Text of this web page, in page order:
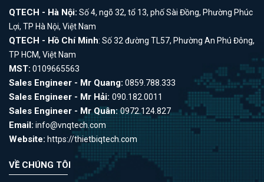
QTECH - Hà Nội: Số 4, ngõ 32, tổ 13, phố Sài Đồng, Phường Phúc
Lợi, TP Hà Nội, Việt Nam
QTECH - Hồ Chí Minh: Số 32 đường TL57, Phường An Phú Đông,
TP HCM, Việt Nam
MST: 0109665563
Sales Engineer - Mr Quang: 0859.788.333
Sales Engineer - Mr Hải: 090.182.0011
Sales Engineer - Mr Quân:0972.124.827
Email: info@vnqtech.com
Website: https://thietbiqtech.com
VỀ CHÚNG TÔI